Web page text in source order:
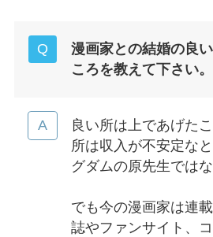
漫画家との結婚の良
ころを教えて下さい。
良い所は上であげた
所は収入が不安定な
グダムの原先生では
でも今の漫画家は連
誌やファンサイト、